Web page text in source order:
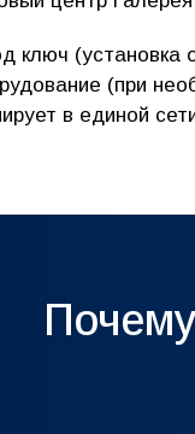
ключ (установка
(при
в единой